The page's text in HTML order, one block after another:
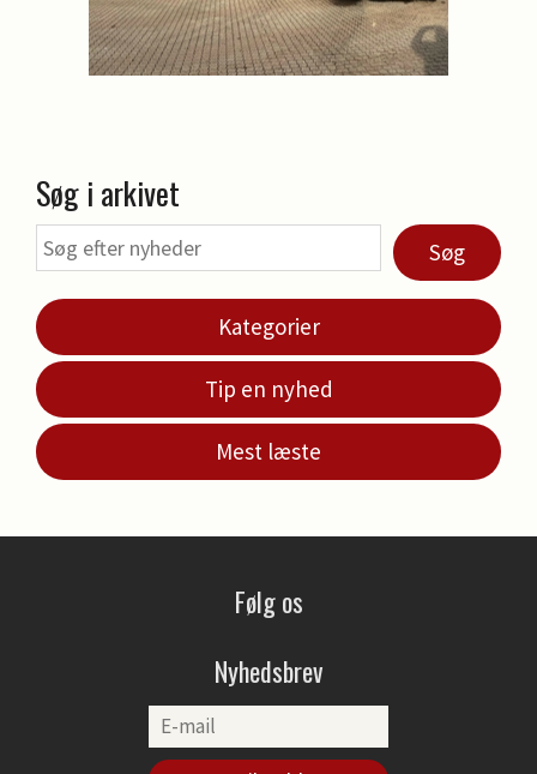
Søg i arkivet
Søg
Kategorier
Tip en nyhed
Mest læste
Følg os
Nyhedsbrev